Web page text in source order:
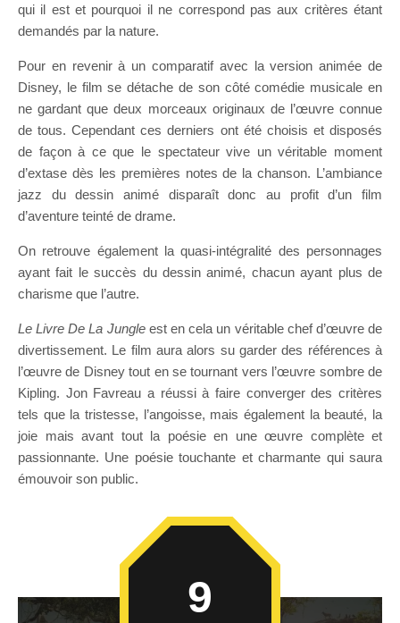
qui il est et pourquoi il ne correspond pas aux critères étant
demandés par la nature.
Pour en revenir à un comparatif avec la version animée de
Disney, le film se détache de son côté comédie musicale en
ne gardant que deux morceaux originaux de l’œuvre connue
de tous. Cependant ces derniers ont été choisis et disposés
de façon à ce que le spectateur vive un véritable moment
d’extase dès les premières notes de la chanson. L’ambiance
jazz du dessin animé disparaît donc au profit d’un film
d’aventure teinté de drame.
On retrouve également la quasi-intégralité des personnages
ayant fait le succès du dessin animé, chacun ayant plus de
charisme que l’autre.
Le Livre De La Jungleest en cela un véritable chef d’œuvre de
divertissement. Le film aura alors su garder des références à
l’œuvre de Disney tout en se tournant vers l’œuvre sombre de
Kipling. Jon Favreau a réussi à faire converger des critères
tels que la tristesse, l’angoisse, mais également la beauté, la
joie mais avant tout la poésie en une œuvre complète et
passionnante. Une poésie touchante et charmante qui saura
émouvoir son public.
9